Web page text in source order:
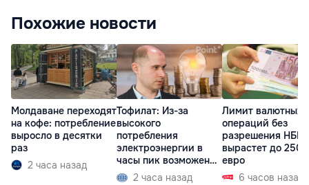
Похожие новости
Молдаване переходят
на кофе: потребление
выросло в десятки
раз
2 часа назад
Тофилат: Из-за
высокого
потребления
электроэнергии в
часы пик возможен
рост тарифов
2 часа назад
Лимит валютных
операций без
разрешения НБМ
вырастет до 250
евро
6 часов назад